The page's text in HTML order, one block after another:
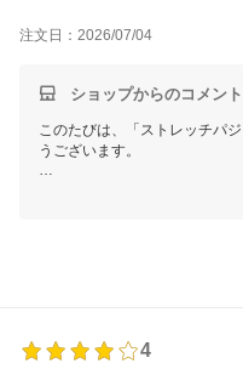
注文日：2026/07/04
ショップからのコメント
このたびは、「ストレッチパ
うございます。
お母様の介護療養のためにお
また、介護士の方にも使いや
このたびは温かいご感想をあ
4